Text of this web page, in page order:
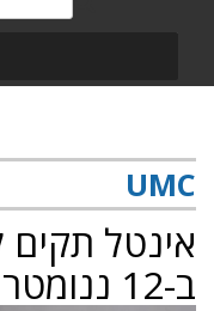
UMC
ב-12 ננומטר בארה"ב